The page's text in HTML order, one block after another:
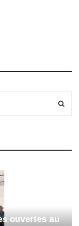
ouvertes au